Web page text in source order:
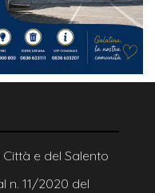
e del Salento
n. 11/2020 del